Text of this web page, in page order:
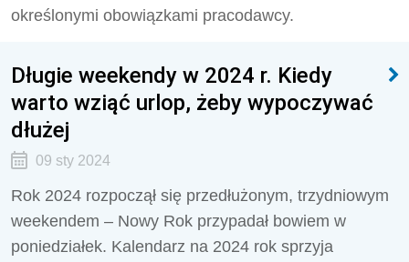
określonymi obowiązkami pracodawcy.
Długie weekendy w 2024 r. Kiedy
warto wziąć urlop, żeby wypoczywać
dłużej
09 sty 2024
Rok 2024 rozpoczął się przedłużonym, trzydniowym
weekendem – Nowy Rok przypadał bowiem w
poniedziałek. Kalendarz na 2024 rok sprzyja